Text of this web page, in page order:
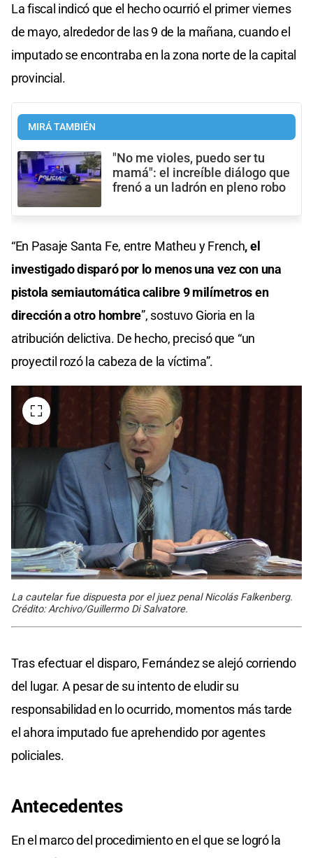
La fiscal indicó que el hecho ocurrió el primer viernes
de mayo, alrededor de las 9 de la mañana, cuando el
imputado se encontraba en la zona norte de la capital
provincial.
MIRÁ TAMBIÉN
"No me violes, puedo ser tu
mamá": el increíble diálogo que
frenó a un ladrón en pleno robo
“En Pasaje Santa Fe, entre Matheu y French, el
investigado disparó por lo menos una vez con una
pistola semiautomática calibre 9 milímetros en
dirección a otro hombre”, sostuvo Gioria en la
atribución delictiva. De hecho, precisó que “un
proyectil rozó la cabeza de la víctima”.
La cautelar fue dispuesta por el juez penal Nicolás Falkenberg.
Crédito: Archivo/Guillermo Di Salvatore.
Tras efectuar el disparo, Fernández se alejó corriendo
del lugar. A pesar de su intento de eludir su
responsabilidad en lo ocurrido, momentos más tarde
el ahora imputado fue aprehendido por agentes
policiales.
Antecedentes
En el marco del procedimiento en el que se logró la